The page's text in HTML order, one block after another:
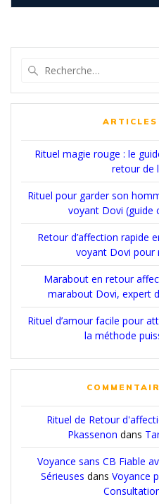
:
ARTICLES
Rituel magie rouge : le
retour de
Rituel pour garder son
voyant Dovi (guide
Retour d’affection rapide
voyant Dovi pour
Marabout en retour
marabout Dovi, expert
Rituel d’amour facile pour
la méthode
Rituel de Retour
Pkassenon dans
Voyance sans CB Fiable
Sérieuses dans Voyance